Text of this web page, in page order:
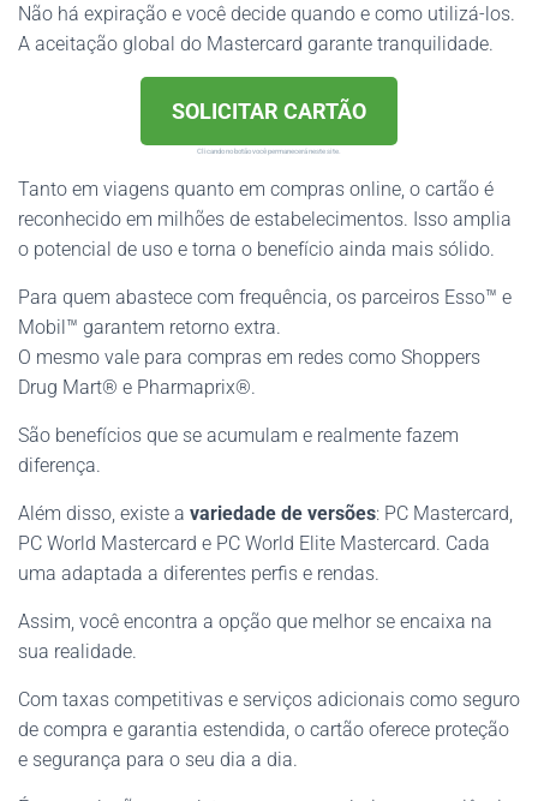
Não há expiração e você decide quando e como utilizá-los.
A aceitação global do Mastercard garante tranquilidade.
SOLICITAR CARTÃO
Clicando no botão você permanecerá neste site.
Tanto em viagens quanto em compras online, o cartão é
reconhecido em milhões de estabelecimentos. Isso amplia
o potencial de uso e torna o benefício ainda mais sólido.
Para quem abastece com frequência, os parceiros Esso™ e
Mobil™ garantem retorno extra.
O mesmo vale para compras em redes como Shoppers
Drug Mart® e Pharmaprix®.
São benefícios que se acumulam e realmente fazem
diferença.
Além disso, existe a variedade de versões: PC Mastercard,
PC World Mastercard e PC World Elite Mastercard. Cada
uma adaptada a diferentes perfis e rendas.
Assim, você encontra a opção que melhor se encaixa na
sua realidade.
Com taxas competitivas e serviços adicionais como seguro
de compra e garantia estendida, o cartão oferece proteção
e segurança para o seu dia a dia.